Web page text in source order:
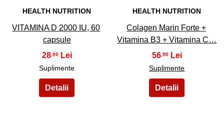
HEALTH NUTRITION
VITAMINA D 2000 IU, 60
capsule
28 ,00
Suplimente
HEALTH NUTRITION
Colagen Marin Forte +
Vitamina B3 + Vitamina C…
56,90
Suplimente